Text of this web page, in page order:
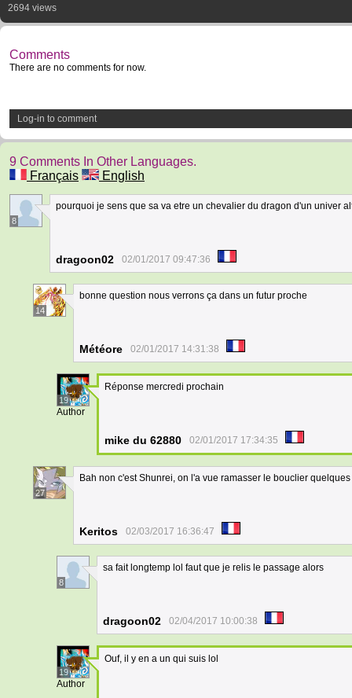
2694 views
Comments
There are no comments for now.
Log-in to comment
9 Comments In Other Languages.
Français
English
8
pourquoi je sens que sa va etre un chevalier du dragon d'un univer
dragoon02 02/01/2017 09:47:36
14
bonne question nous verrons ça dans un futur proche
Météore 02/01/2017 14:31:38
19
Author
Réponse mercredi prochain
mike du 62880 02/01/2017 17:34:35
27
Bah non c'est Shunrei, on l'a vue ramasser le bouclier
Keritos 02/03/2017 16:36:47
8
sa fait longtemp lol faut que je relis le passage alors
dragoon02 02/04/2017 10:00:38
19
Author
Ouf, il y en a un qui suis lol